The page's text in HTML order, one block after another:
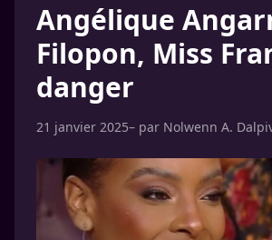
Angélique
Filopon, Miss
danger
21 janvier 2025– par Nolwenn A.